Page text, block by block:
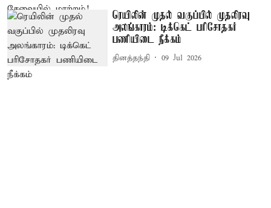
ரெயிலின் முதல் வகுப்பில் முதலிரவு
அலங்காரம்: டிக்கெட் பரிசோதகர்
பணியிடை நீக்கம்
தினத்தந்தி 09 Jul 2026